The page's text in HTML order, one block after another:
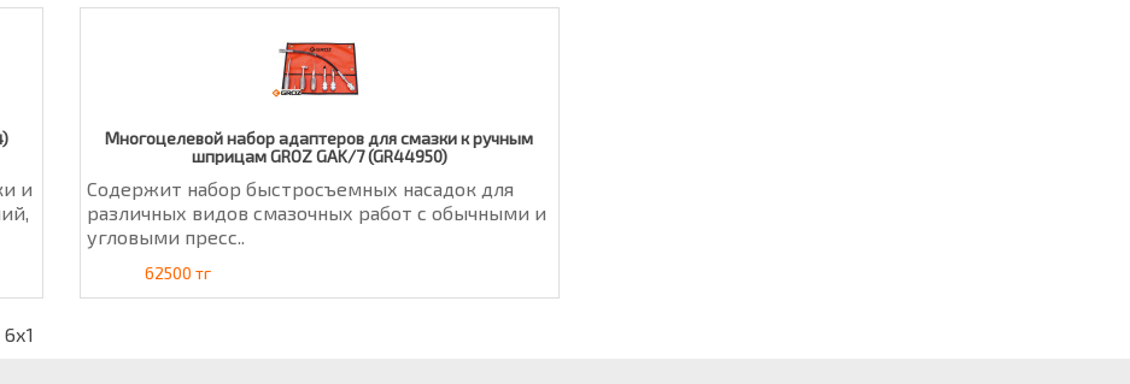
и
Многоцелевой набор адаптеров для смазки к ручным
шприцам GROZ GAK/7 (GR44950)
Содержит набор быстросъемных насадок для
различных видов смазочных работ с обычными и
угловыми пресс..
62500 тг
6х1